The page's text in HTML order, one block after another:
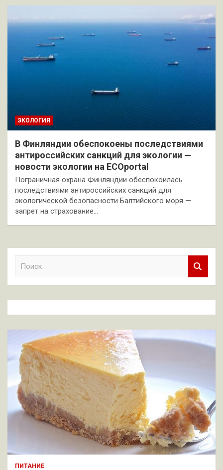
ЭКОЛОГИЯ
В Финляндии обеспокоены последствиями
антироссийских санкций для экологии —
новости экологии на ECOportal
Пограничная охрана Финляндии обеспокоилась
последствиями антироссийских санкций для
экологической безопасности Балтийского моря —
запрет на страхование…
к
ПИТАНИЕ